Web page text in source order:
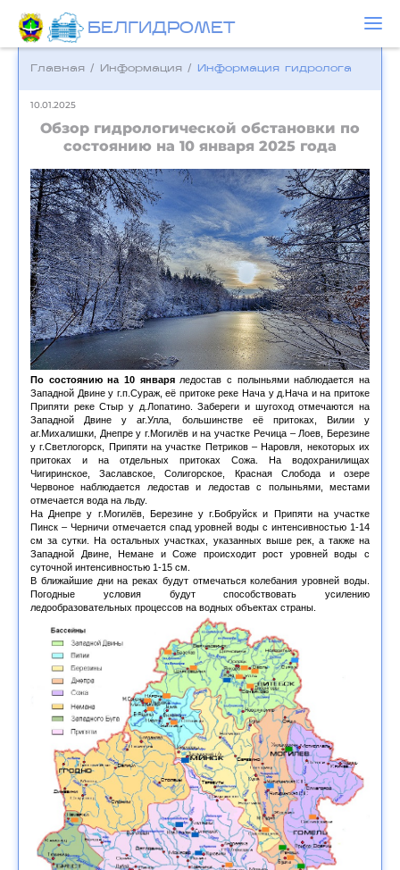
БЕЛГИДРОМЕТ
Главная / Информация / Информация гидролога
10.01.2025
Обзор гидрологической обстановки по
состоянию на 10 января 2025 года
По состоянию на 10 январяледостав с полыньями наблюдается на
Западной Двине у г.п.Сураж, её притоке реке Нача у д.Нача и на притоке
Припяти реке Стыр у д.Лопатино. Забереги и шугоход отмечаются на
Западной Двине у аг.Улла, большинстве её притоках, Вилии у
аг.Михалишки, Днепре у г.Могилёв и на участке Речица – Лоев, Березине
у г.Светлогорск, Припяти на участке Петриков – Наровля, некоторых их
притоках и на отдельных притоках Сожа. На водохранилищах
Чигиринское, Заславское, Солигорское, Красная Слобода и озере
Червоное наблюдается ледостав и ледостав с полыньями, местами
отмечается вода на льду.
На Днепре у г.Могилёв, Березине у г.Бобруйск и Припяти на участке
Пинск – Черничи отмечается спад уровней воды с интенсивностью 1-14
см за сутки. На остальных участках, указанных выше рек, а также на
Западной Двине, Немане и Соже происходит рост уровней воды с
суточной интенсивностью 1-15 см.
В ближайшие дни на реках будут отмечаться колебания уровней воды.
Погодные условия будут способствовать усилению
ледообразовательных процессов на водных объектах страны.